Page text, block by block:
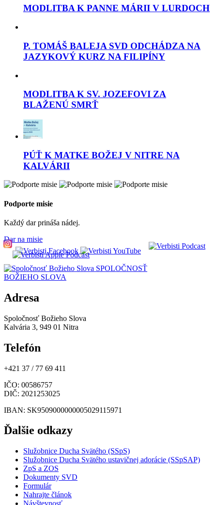
MODLITBA K PANNE MÁRII V LURDOCH
P. TOMÁŠ BALEJA SVD ODCHÁDZA NA
JAZYKOVÝ KURZ NA FILIPÍNY
MODLITBA K SV. JOZEFOVI ZA
BLAŽENÚ SMRŤ
PÚŤ K MATKE BOŽEJ V NITRE NA
KALVÁRII
Podporte misie
Každý dar prináša nádej.
Dar na misie
SPOLOČNOSŤ
BOŽIEHO SLOVA
Adresa
Spoločnosť Božieho Slova
Kalvária 3, 949 01 Nitra
Telefón
+421 37 / 77 69 411
IČO: 00586757
DIČ: 2021253025
IBAN: SK9509000000005029115971
Ďalšie odkazy
Služobnice Ducha Svätého (SSpS)
Služobnice Ducha Svätého ustavičnej adorácie (SSpSAP)
ZpS a ZOS
Dokumenty SVD
Formulár
Nahrajte článok